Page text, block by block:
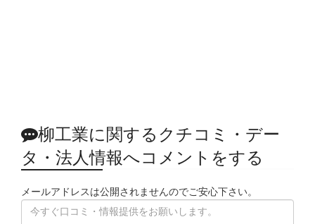
柳工業に関するクチコミ・デー
タ・法人情報へコメントをする
メールアドレスは公開されませんのでご安心下さい。